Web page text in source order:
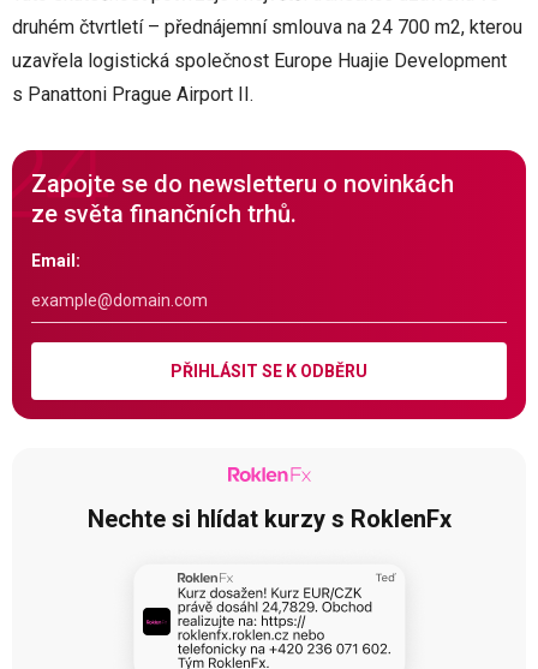
druhém čtvrtletí – přednájemní smlouva na 24 700 m2, kterou
uzavřela logistická společnost Europe Huajie Development
s Panattoni Prague Airport II.
Zapojte se do newsletteru o novinkách
ze světa finančních trhů.
Email:
PŘIHLÁSIT SE K ODBĚRU
Nechte si hlídat kurzy s RoklenFx